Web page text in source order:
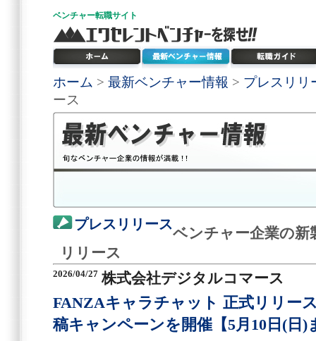
ベンチャー転職サイト
ホーム > 最新ベンチャー情報 > プレスリリ
ース
プレスリリース
ベンチャー企業の新
リリース
2026/04/27 株式会社デジタルコマース
FANZAキャラチャット 正式リリー
稿キャンペーンを開催【5月10日(日)